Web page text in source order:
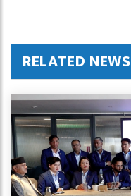
RELATED NEWS